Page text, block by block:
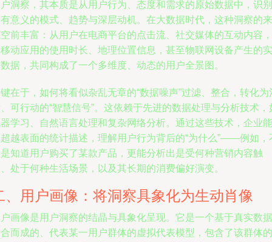
洞察，其本质是从用户行为、态度和需求的原始数据中，识别
意义的模式、趋势与深层动机。在大数据时代，这种洞察的来
前丰富：从用户在电商平台的点击流、社交媒体的互动内容，
动应用的使用时长、地理位置信息，甚至物联网设备产生的实
据，共同构成了一个多维度、动态的用户全景图。
在于，如何将看似杂乱无章的“数据噪声”过滤、整合，转化为
可行动的“智慧信号”。这依赖于先进的数据处理与分析技术，
学习、自然语言处理和复杂网络分析。通过这些技术，企业能
越表面的统计描述，理解用户行为背后的“为什么”——例如，
知道用户购买了某款产品，更能分析出是受何种营销内容触
处于何种生活场景，以及其长期的消费偏好演变。
、用户画像：将洞察具象化为生动肖像
画像是用户洞察的结晶与具象化呈现。它是一个基于真实数据
而成的、代表某一用户群体的虚拟代表模型，包含了该群体的